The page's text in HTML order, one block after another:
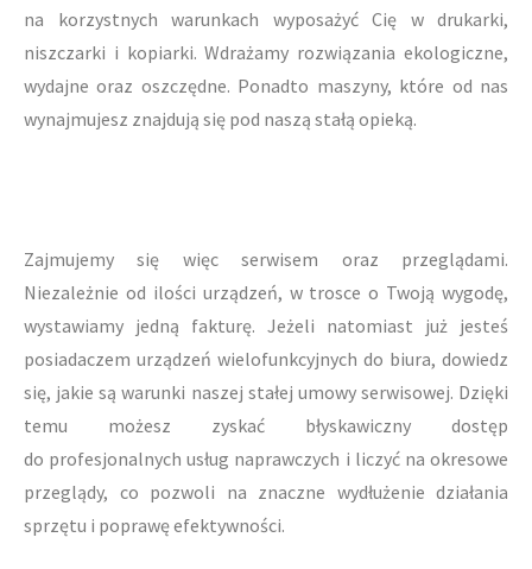
na korzystnych warunkach wyposażyć Cię w drukarki,
niszczarki i kopiarki. Wdrażamy rozwiązania ekologiczne,
wydajne oraz oszczędne. Ponadto maszyny, które od nas
wynajmujesz znajdują się pod naszą stałą opieką.
Zajmujemy się więc serwisem oraz przeglądami.
Niezależnie od ilości urządzeń, w trosce o Twoją wygodę,
wystawiamy jedną fakturę. Jeżeli natomiast już jesteś
posiadaczem urządzeń wielofunkcyjnych do biura, dowiedz
się, jakie są warunki naszej stałej umowy serwisowej. Dzięki
temu możesz zyskać błyskawiczny dostęp
do profesjonalnych usług naprawczych i liczyć na okresowe
przeglądy, co pozwoli na znaczne wydłużenie działania
sprzętu i poprawę efektywności.